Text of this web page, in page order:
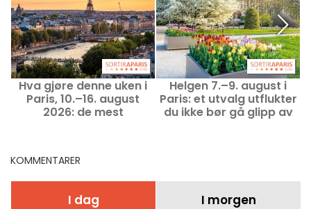
Hva gjøre denne uken i
Paris, 10.–16. august
2026: de mest
Helgen 7.–9. august i
Paris: et utvalg utflukter
du ikke bør gå glipp av
KOMMENTARER
I dag I morgen